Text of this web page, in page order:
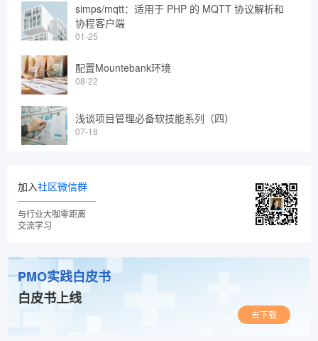
simps/mqtt：适用于 PHP 的 MQTT 协议解析和
协程客户端
01-25
配置Mountebank环境
08-22
浅谈项目管理必备软技能系列（四）
07-18
加入社区微信群
与行业大咖零距离
交流学习
PMO实践白皮书
白皮书上线
去下载